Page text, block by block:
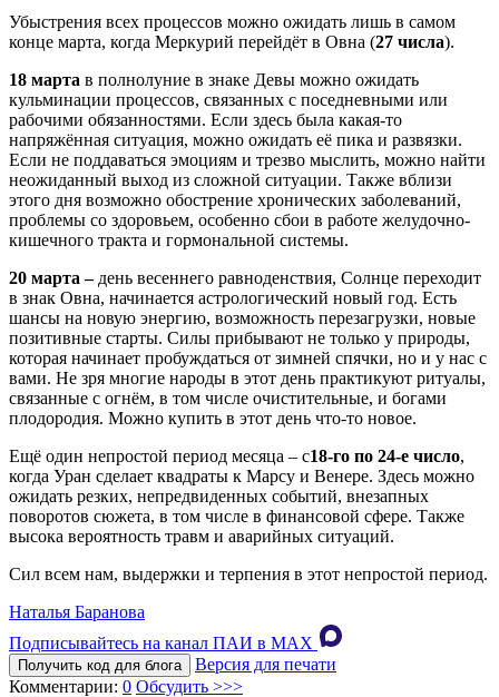
Убыстрения всех процессов можно ожидать лишь в самом
конце марта, когда Меркурий перейдёт в Овна (27 числа).
18 марта в полнолуние в знаке Девы можно ожидать
кульминации процессов, связанных с поседневными или
рабочими обязанностями. Если здесь была какая-то
напряжённая ситуация, можно ожидать её пика и развязки.
Если не поддаваться эмоциям и трезво мыслить, можно найти
неожиданный выход из сложной ситуации. Также вблизи
этого дня возможно обострение хронических заболеваний,
проблемы со здоровьем, особенно сбои в работе желудочно-
кишечного тракта и гормональной системы.
20 марта –день весеннего равноденствия, Солнце переходит
в знак Овна, начинается астрологический новый год. Есть
шансы на новую энергию, возможность перезагрузки, новые
позитивные старты. Силы прибывают не только у природы,
которая начинает пробуждаться от зимней спячки, но и у нас с
вами. Не зря многие народы в этот день практикуют ритуалы,
связанные с огнём, в том числе очистительные, и богами
плодородия. Можно купить в этот день что-то новое.
Ещё один непростой период месяца – с18-го по 24-е число,
когда Уран сделает квадраты к Марсу и Венере. Здесь можно
ожидать резких, непредвиденных событий, внезапных
поворотов сюжета, в том числе в финансовой сфере. Также
высока вероятность травм и аварийных ситуаций.
Сил всем нам, выдержки и терпения в этот непростой период.
Наталья Баранова
Подписывайтесь на канал ПАИ в MAХ
Получить код для блога
Версия для печати
Комментарии: 0 Обсудить >>>